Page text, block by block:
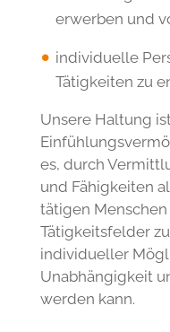
Tagesförderstätte
Möglichkeiten
Mitgestaltens
eine
täglichen
neue
erwerben und
individuelle
Tätigkeiten zu